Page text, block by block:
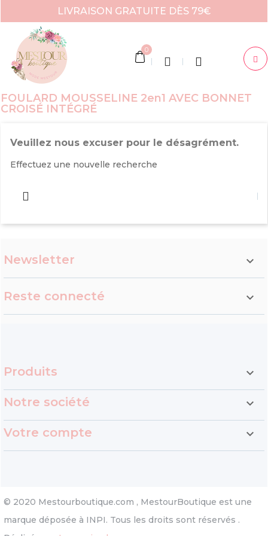
LIVRAISON GRATUITE DÈS 79€
0
FOULARD MOUSSELINE 2en1 AVEC BONNET
CROISÉ INTÉGRÉ
Veuillez nous excuser pour le désagrément.
Effectuez une nouvelle recherche
Newsletter 
Reste connecté 
Produits

Notre société

Votre compte

© 2020 Mestourboutique.com , MestourBoutique est une
marque déposée à INPI. Tous les droits sont réservés .